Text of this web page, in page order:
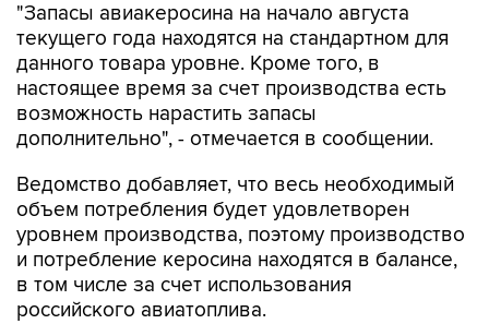
"Запасы авиакеросина на начало августа
текущего года находятся на стандартном для
данного товара уровне. Кроме того, в
настоящее время за счет производства есть
возможность нарастить запасы
дополнительно", - отмечается в сообщении.
Ведомство добавляет, что весь необходимый
объем потребления будет удовлетворен
уровнем производства, поэтому производство
и потребление керосина находятся в балансе,
в том числе за счет использования
российского авиатоплива.